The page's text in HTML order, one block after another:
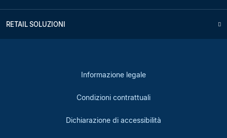
RETAIL SOLUZIONI
Informazione legale
Condizioni contrattuali
Dichiarazione di accessibilità